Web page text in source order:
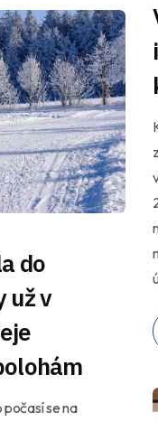
do
už v
počasí se na